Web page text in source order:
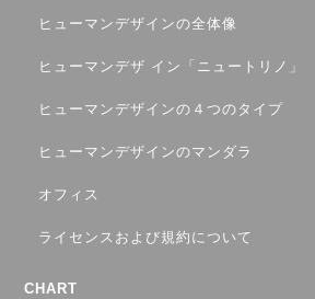
ヒューマンデザインの全体像
ヒューマンデザ イン「ニュートリノ」
ヒューマンデザインの４つのタイプ
ヒューマンデザインのマンダラ
オフィス
ライセンスおよび規約について
CHART